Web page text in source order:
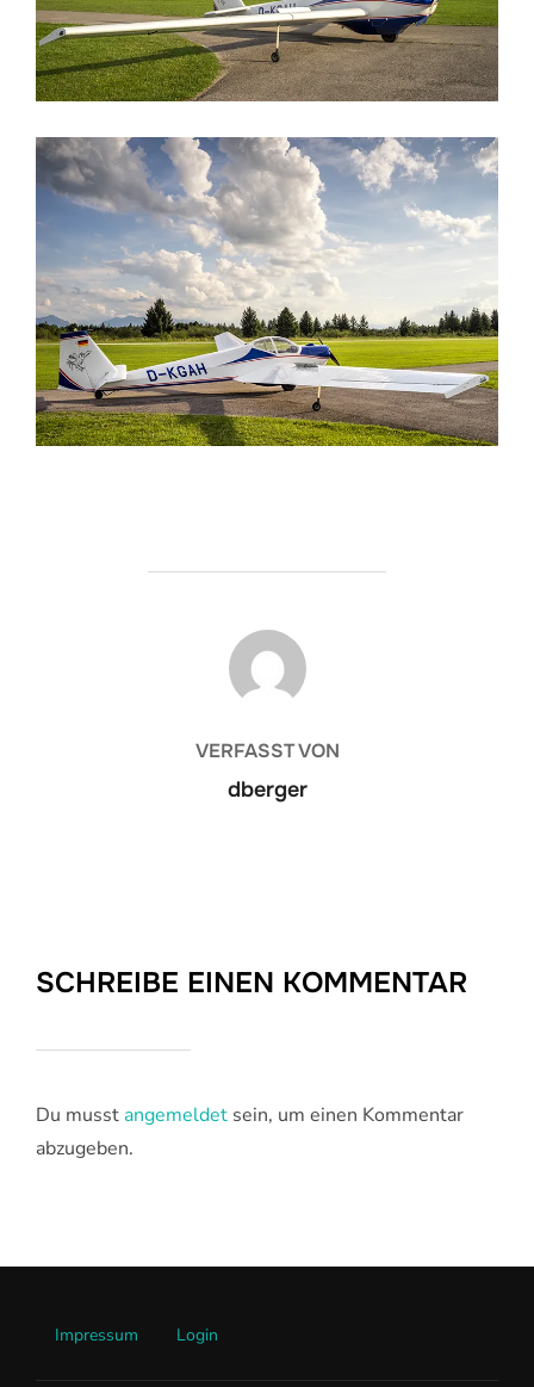
BEITRAGSAUTOR
VERFASST VON
dberger
SCHREIBE EINEN KOMMENTAR
Du musst angemeldet sein, um einen Kommentar
abzugeben.
Impressum Login